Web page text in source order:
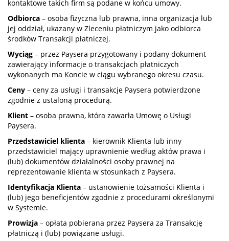
kontaktowe takich firm są podane w końcu umowy.
Odbiorca – osoba fizyczna lub prawna, inna organizacja lub
jej oddział, ukazany w Zleceniu płatniczym jako odbiorca
środków Transakcji płatniczej.
Wyciąg – przez Paysera przygotowany i podany dokument
zawierający informacje o transakcjach płatniczych
wykonanych ma Koncie w ciągu wybranego okresu czasu.
Ceny – ceny za usługi i transakcje Paysera potwierdzone
zgodnie z ustaloną procedurą.
Klient – osoba prawna, która zawarła Umowę o Usługi
Paysera.
Przedstawiciel klienta – kierownik Klienta lub inny
przedstawiciel mający uprawnienie według aktów prawa i
(lub) dokumentów działalności osoby prawnej na
reprezentowanie klienta w stosunkach z Paysera.
Identyfikacja Klienta – ustanowienie tożsamości Klienta i
(lub) jego beneficjentów zgodnie z procedurami określonymi
w Systemie.
Prowizja – opłata pobierana przez Paysera za Transakcję
płatniczą i (lub) powiązane usługi.